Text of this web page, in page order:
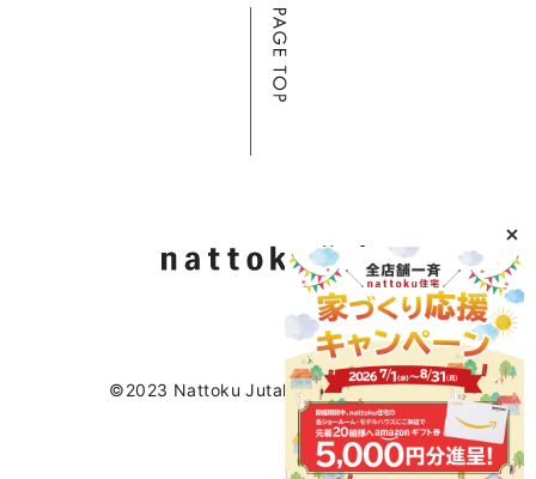
CLOSE
©2023 Nattoku Jutaku Kobo Co., Ltd.